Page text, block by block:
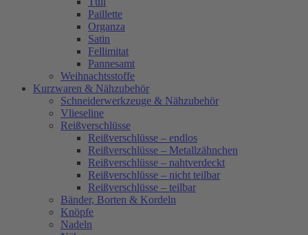
Paillette
Organza
Satin
Fellimitat
Pannesamt
Weihnachtsstoffe
Kurzwaren & Nähzubehör
Schneiderwerkzeuge & Nähzubehör
Vlieseline
Reißverschlüsse
Reißverschlüsse – endlos
Reißverschlüsse – Metallzähnchen
Reißverschlüsse – nahtverdeckt
Reißverschlüsse – nicht teilbar
Reißverschlüsse – teilbar
Bänder, Borten & Kordeln
Knöpfe
Nadeln